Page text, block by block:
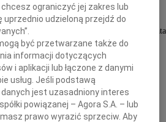
kwietnia 2026 roku zmarł przeżywszy 84 lata
ograniczyć jej zakres lub
udzieloną przejdź do
być przetwarzane także do
informacji dotyczących
i aplikacji lub łączone z danymi
usług. Jeśli podstawą
jest uzasadniony interes
powiązanej – Agora S.A. – lub
prawo wyrazić sprzeciw. Aby